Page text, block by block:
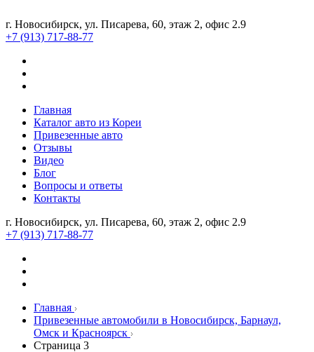
г. Новосибирск, ул. Писарева, 60, этаж 2, офис 2.9
+7 (913) 717-88-77
Главная
Каталог авто из Кореи
Привезенные авто
Отзывы
Видео
Блог
Вопросы и ответы
Контакты
г. Новосибирск, ул. Писарева, 60, этаж 2, офис 2.9
+7 (913) 717-88-77
Главная
Привезенные автомобили в Новосибирск, Барнаул,
Омск и Красноярск
Страница 3